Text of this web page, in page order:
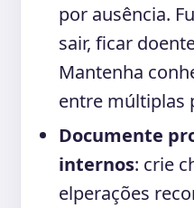
por ausência.
sair, ficar
Mantenha
entre múltiplas
Documente
internos: crie
elperações